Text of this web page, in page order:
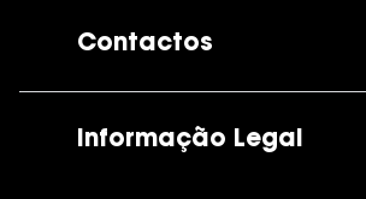
Contactos
Informação Legal